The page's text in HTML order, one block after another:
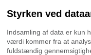
Styrken ved
Indsamling af data er kun
værdi kommer fra at
fuldstændig